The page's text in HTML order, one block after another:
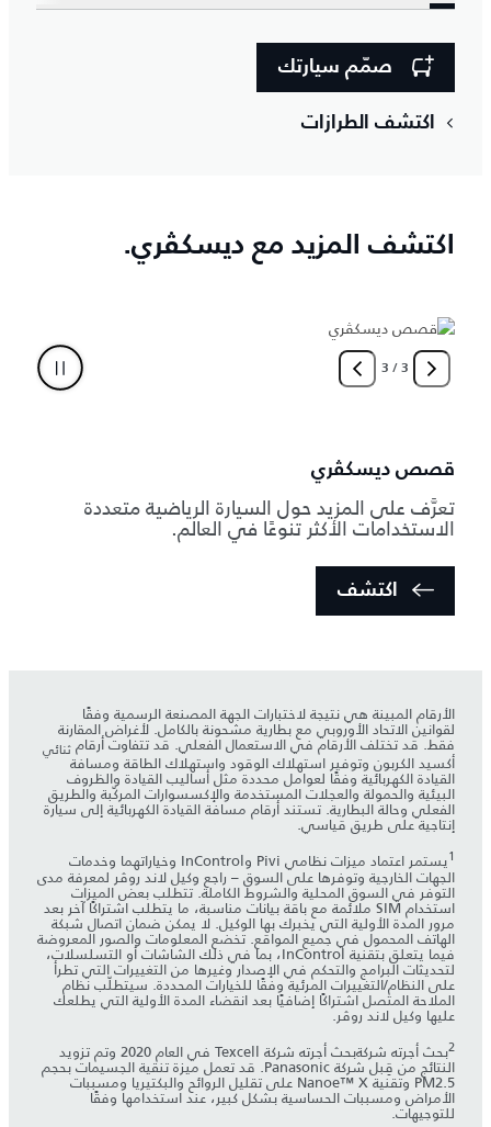
صمّم سيارتك
اكتشف الطرازات
اكتشف المزيد مع ديسكڤري.
1
/
3
التجهيزات الاختيارية والإكسسوارات
مصمَّمة لتلبية احتياجات الجميع، في كل الأوقات،
وفي كل المواقع.
اكتشف
الأرقام المبينة هي نتيجة لاختبارات الجهة المصنعة الرسمية وفقًا
لقوانين الاتحاد الأوروبي مع بطارية مشحونة بالكامل. لأغراض المقارنة
فقط. قد تختلف الأرقام في الاستعمال الفعلي. قد تتفاوت أرقامثنائي
أكسيد الكربون وتوفير استهلاك الوقود واستهلاك الطاقة ومسافة
القيادة الكهربائية وفقًا لعوامل محددة مثل أساليب القيادة والظروف
البيئية والحمولة والعجلات المستخدمة والإكسسوارات المركّبة والطريق
الفعلي وحالة البطارية. تستند أرقام مسافة القيادة الكهربائية إلى سيارة
إنتاجية على طريق قياسي.
1 يستمر اعتماد ميزات نظامي Pivi وInControl وخياراتهما وخدمات
الجهات الخارجية وتوفرها على السوق – راجع وكيل لاند روڤر لمعرفة مدى
التوفر في السوق المحلية والشروط الكاملة. تتطلب بعض الميزات
استخدام SIM ملائمة مع باقة بيانات مناسبة، ما يتطلب اشتراكًا آخر بعد
مرور المدة الأولية التي يخبرك بها الوكيل. لا يمكن ضمان اتصال شبكة
الهاتف المحمول في جميع المواقع. تخضع المعلومات والصور المعروضة
فيما يتعلق بتقنية InControl، بما في ذلك الشاشات أو التسلسلات،
لتحديثات البرامج والتحكم في الإصدار وغيرها من التغييرات التي تطرأ
على النظام/التغييرات المرئية وفقًا للخيارات المحددة. سيتطلّب نظام
الملاحة المتصل اشتراكًا إضافيًا بعد انقضاء المدة الأولية التي يطلعك
عليها وكيل لاند روڤر.
2 بحث أجرته شركةبحث أجرته شركة Texcell في العام 2020 وتم تزويد
النتائج من قِبل شركة Panasonic. قد تعمل ميزة تنقية الجسيمات بحجم
PM2.5 وتقنية Nanoe™ X على تقليل الروائح والبكتيريا ومسببات
الأمراض ومسببات الحساسية بشكل كبير، عند استخدامها وفقًا
للتوجيهات.